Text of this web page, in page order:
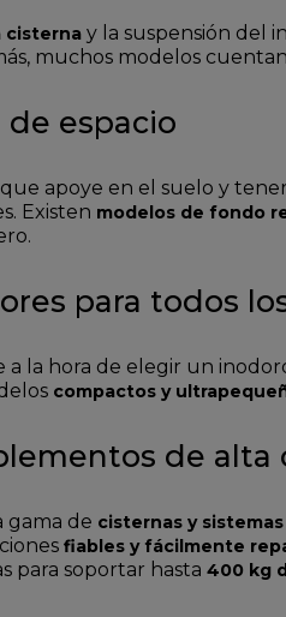
cisterna y la suspensión del
muchos modelos
de espacio
apoye en el suelo y
Existen modelos de fondo
para todos
a la hora de elegir un
compactos y
de alta
gama de cisternas y
fiables y fácilmente
para soportar hasta 400 kg